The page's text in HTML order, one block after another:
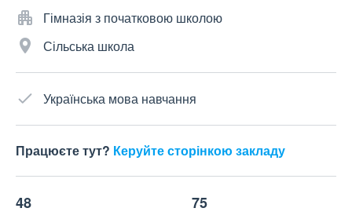
Гімназія з початковою школою
Сільська школа
Українська мова навчання
Працюєте тут? Керуйте сторінкою закладу
48 75